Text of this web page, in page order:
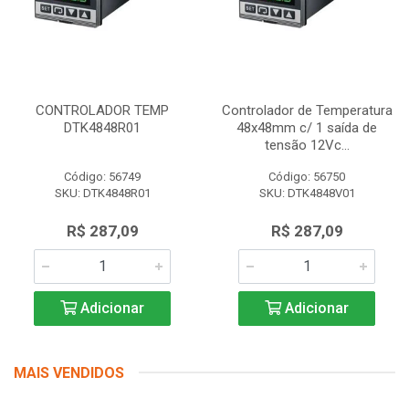
CONTROLADOR TEMP
DTK4848R01
Código: 56749
SKU: DTK4848R01
R$ 287,09
Adicionar
Controlador de Temperatura
48x48mm c/ 1 saída de
tensão 12Vc...
Código: 56750
SKU: DTK4848V01
R$ 287,09
Adicionar
MAIS VENDIDOS